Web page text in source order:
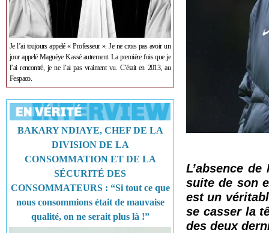
Je l’ai toujours appelé « Professeur ». Je ne crois pas avoir un
jour appelé Maguèye Kassé autrement. La première fois que je
l’ai rencontré, je ne l’ai pas vraiment vu. C’était en 2013, au
Fespaco.
BAKARY NDIAYE, CHEF DE LA
DIVISION DE LA
CONSOMMATION ET DE LA
SÉCURITÉ DES
CONSOMMATEURS : “Si tout ce que
nous consommions était de mauvaise
qualité, on ne serait plus là !”
L’absence
suite de son
est un
se casser la
des deux